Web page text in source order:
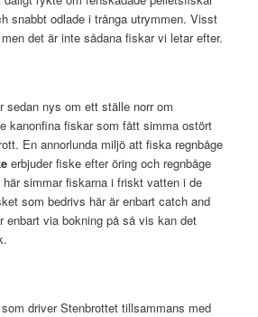
snabbt odlade i trånga utrymmen. Visst
det är inte sådana fiskar vi letar efter.
sedan nys om ett ställe norr om
kanonfina fiskar som fått simma ostört
En annorlunda miljö att fiska regnbåge
erbjuder fiske efter öring och regnbåge
simmar fiskarna i friskt vatten i de
som bedrivs här är enbart catch and
enbart via bokning på så vis kan det
driver Stenbrottet tillsammans med